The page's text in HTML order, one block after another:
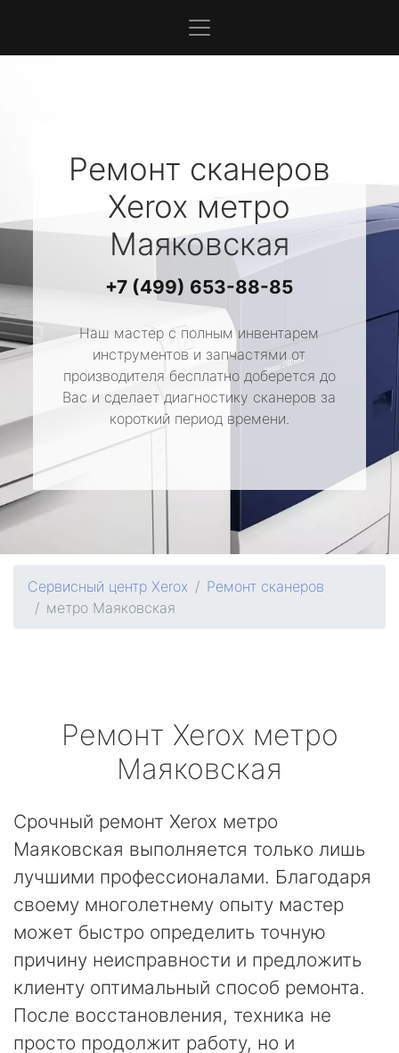
Ремонт сканеров
Xerox метро
Маяковская
+7 (499) 653-88-85
Наш мастер с полным инвентарем
инструментов и запчастями от
производителя бесплатно доберется до
Вас и сделает диагностику сканеров за
короткий период времени.
Сервисный центр Xerox
Ремонт сканеров
метро Маяковская
Ремонт Xerox метро
Маяковская
Срочный ремонт Xerox метро
Маяковская выполняется только лишь
лучшими профессионалами. Благодаря
своему многолетнему опыту мастер
может быстро определить точную
причину неисправности и предложить
клиенту оптимальный способ ремонта.
После восстановления, техника не
просто продолжит работу, но и